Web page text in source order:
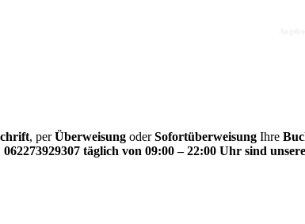
, perÜberweisung oderSofortüberweisung Ihre
062273929307 täglich von 09:00 – 22:00 Uhr sind